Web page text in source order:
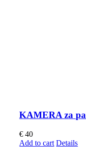
KAMERA za
€ 40
Add to cart Details